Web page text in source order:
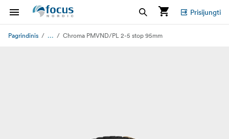
Prisijungti
Pagrindinis ... Chroma PMVND/PL 2-5 stop 95mm